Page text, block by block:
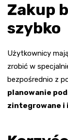
Zakup
szybko
Użytkownicy
zrobić w
bezpośrednio z
planowanie
zintegrowane i